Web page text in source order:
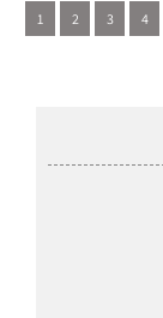
1 2 3 4